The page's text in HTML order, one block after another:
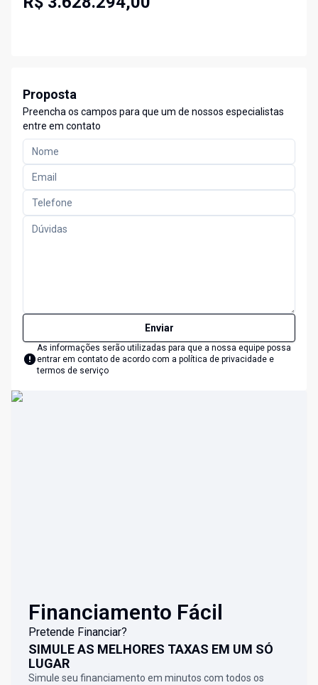
Proposta
Preencha os campos para que um de nossos especialistas
entre em contato
Enviar
As informações serão utilizadas para que a nossa equipe possa
entrar em contato de acordo com a política de privacidade e
termos de serviço
Financiamento Fácil
Pretende Financiar?
SIMULE AS MELHORES TAXAS EM UM SÓ
LUGAR
Simule seu financiamento em minutos com todos os